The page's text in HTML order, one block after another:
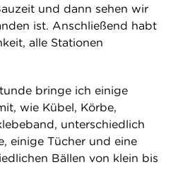
und dann sehen wir
ist. Anschließend habt
alle Stationen
bringe ich einige
wie Kübel, Körbe,
unterschiedlich
einige Tücher und eine
Bällen von klein bis